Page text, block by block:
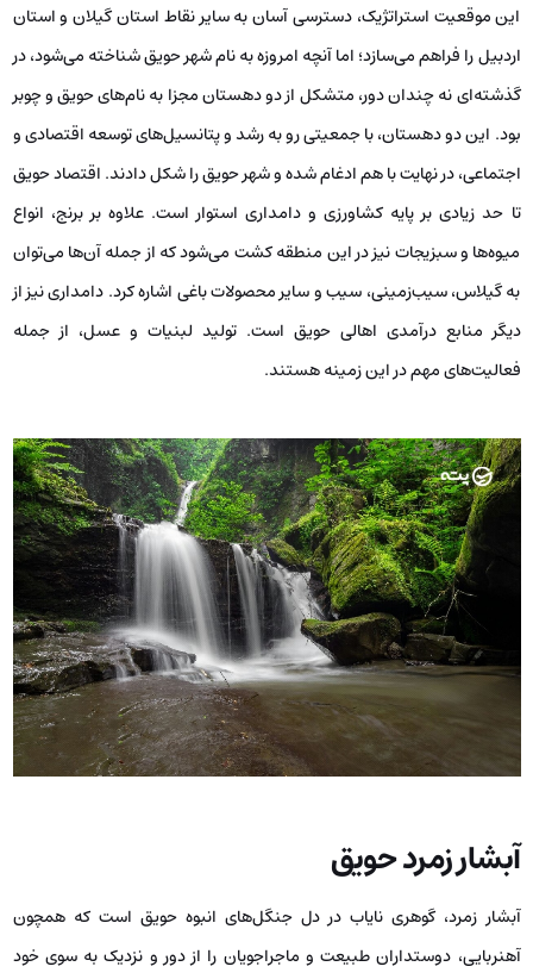
این موقعیت استراتژیک، دسترسی آسان به سایر نقاط استان گیلان و استان
اردبیل را فراهم می‌سازد؛ اما آنچه امروزه به نام شهر حویق شناخته می‌شود، در
گذشته‌ای نه چندان دور، متشکل از دو دهستان مجزا به نام‌های حویق و چوبر
بود. این دو دهستان، با جمعیتی رو به رشد و پتانسیل‌های توسعه‌ اقتصادی و
اجتماعی، در نهایت با هم ادغام شده و شهر حویق را شکل دادند. اقتصاد حویق
تا حد زیادی بر پایه کشاورزی و دامداری استوار است. علاوه بر برنج، انواع
میوه‌ها و سبزیجات نیز در این منطقه کشت می‌شود که از جمله آن‌ها می‌توان
به گیلاس، سیب‌زمینی، سیب و سایر محصولات باغی اشاره کرد. دامداری نیز از
دیگر منابع درآمدی اهالی حویق است. تولید لبنیات و عسل، از جمله
فعالیت‌های مهم در این زمینه هستند.
آبشار زمرد حویق
آبشار زمرد، گوهری نایاب در دل جنگل‌های انبوه حویق است که همچون
آهنربایی، دوستداران طبیعت و ماجراجویان را از دور و نزدیک به سوی خود